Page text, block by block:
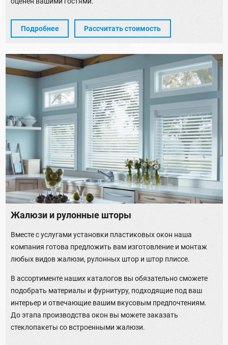
Подробнее Рассчитать стоимость
Жалюзи и рулонные шторы
Вместе с услугами установки пластиковых окон наша
компания готова предложить вам изготовление и монтаж
любых видов жалюзи, рулонных штор и штор плиссе.
В ассортименте наших каталогов вы обязательно сможете
подобрать материалы и фурнитуру, подходящие под ваш
интерьер и отвечающие вашим вкусовым предпочтениям.
До этапа производства окон вы можете заказать
стеклопакеты со встроенными жалюзи.